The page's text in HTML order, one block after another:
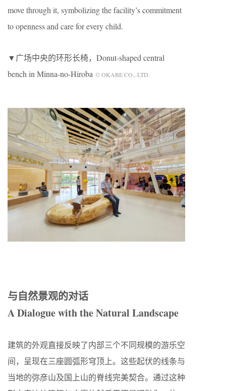
move through it, symbolizing the facility’s commitment
to openness and care for every child.
▼广场中央的环形长椅，Donut-shaped central
bench in Minna-no-Hiroba © OKABE CO., LTD.
与自然景观的对话
A Dialogue with the Natural Landscape
建筑的外观直接反映了内部三个不同规模的游乐空
间，呈现在三座圆弧形穹顶上。这些起伏的线条与
当地的弥彦山及国上山的脊线完美契合。通过这种